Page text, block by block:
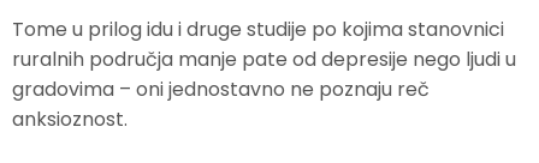
Tome u prilog idu i druge studije po kojima stanovnici
ruralnih područja manje pate od depresije nego ljudi u
gradovima – oni jednostavno ne poznaju reč
anksioznost.